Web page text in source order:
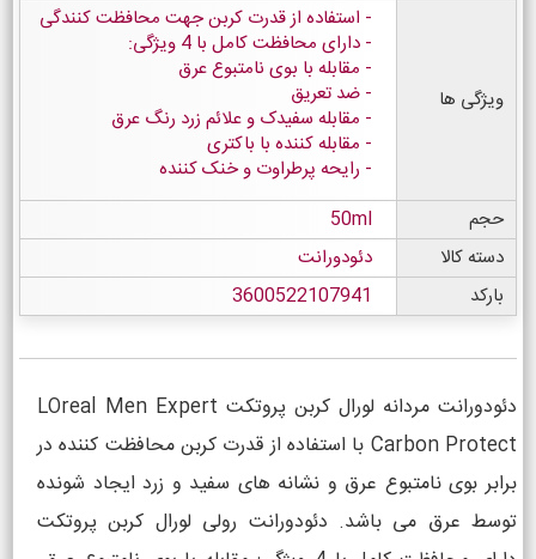
ویژگی ها
استفاده از قدرت کربن جهت محافظت کنندگی
دارای محافظت کامل با 4 ویژگی:
مقابله با بوی نامتبوع عرق
ضد تعریق
مقابله سفیدک و علائم زرد رنگ عرق
مقابله کننده با باکتری
رایحه پرطراوت و خنک کننده
حجم
50ml
دسته کالا
دئودورانت
بارکد
3600522107941
دئودورانت مردانه لورال کربن پروتکت LOreal Men Expert
Carbon Protect با استفاده از قدرت کربن محافظت کننده در
برابر بوی نامتبوع عرق و نشانه های سفید و زرد ایجاد شونده
توسط عرق می باشد. دئودورانت رولی لورال کربن پروتکت